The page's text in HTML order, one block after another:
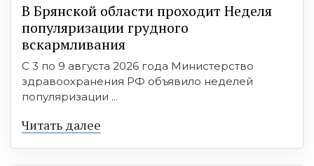
В Брянской области проходит Неделя
популяризации грудного
вскармливания
С 3 по 9 августа 2026 года Министерство
здравоохранения РФ объявило неделей
популяризации ...
Читать далее